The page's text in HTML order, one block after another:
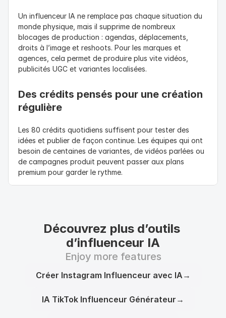
Un influenceur IA ne remplace pas chaque situation du
monde physique, mais il supprime de nombreux
blocages de production : agendas, déplacements,
droits à l’image et reshoots. Pour les marques et
agences, cela permet de produire plus vite vidéos,
publicités UGC et variantes localisées.
Des crédits pensés pour une création
régulière
Les 80 crédits quotidiens suffisent pour tester des
idées et publier de façon continue. Les équipes qui ont
besoin de centaines de variantes, de vidéos parlées ou
de campagnes produit peuvent passer aux plans
premium pour garder le rythme.
Découvrez plus d’outils
d’influenceur IA
Enjoy more features
Créer Instagram Influenceur avec IA →
IA TikTok Influenceur Générateur →